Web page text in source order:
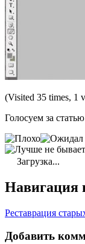
(Visited 35 times, 1
Голосуем за
Загрузка...
Навигация
Реставрация
Добавить